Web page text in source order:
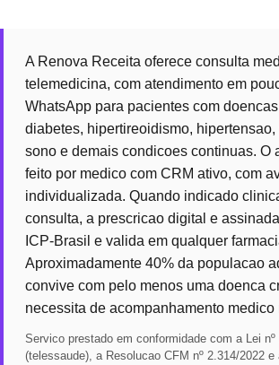
A Renova Receita oferece consulta
telemedicina, com atendimento em
WhatsApp para pacientes com
diabetes, hipertireoidismo,
sono e demais condicoes continuas. O
feito por medico com CRM ativo, com
individualizada. Quando indicado
consulta, a prescricao digital e
ICP-Brasil e valida em qualquer
Aproximadamente 40% da populacao
convive com pelo menos uma doenca
necessita de acompanhamento medico
Servico prestado em conformidade com a Lei nº
(telessaude), a Resolucao CFM nº 2.314/2022 e